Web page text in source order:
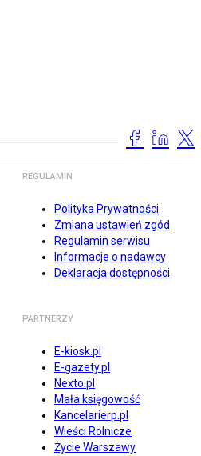
REGULAMIN
Polityka Prywatności
Zmiana ustawień zgód
Regulamin serwisu
Informacje o nadawcy
Deklaracja dostępności
PARTNERZY
E-kiosk.pl
E-gazety.pl
Nexto.pl
Mała księgowość
Kancelarierp.pl
Wieści Rolnicze
Życie Warszawy